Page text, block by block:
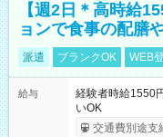
【週2日＊高時給
ョンで食事の配膳
派遣 ブランクOK WEB
給与
経験者時給
いOK
交通費別途支